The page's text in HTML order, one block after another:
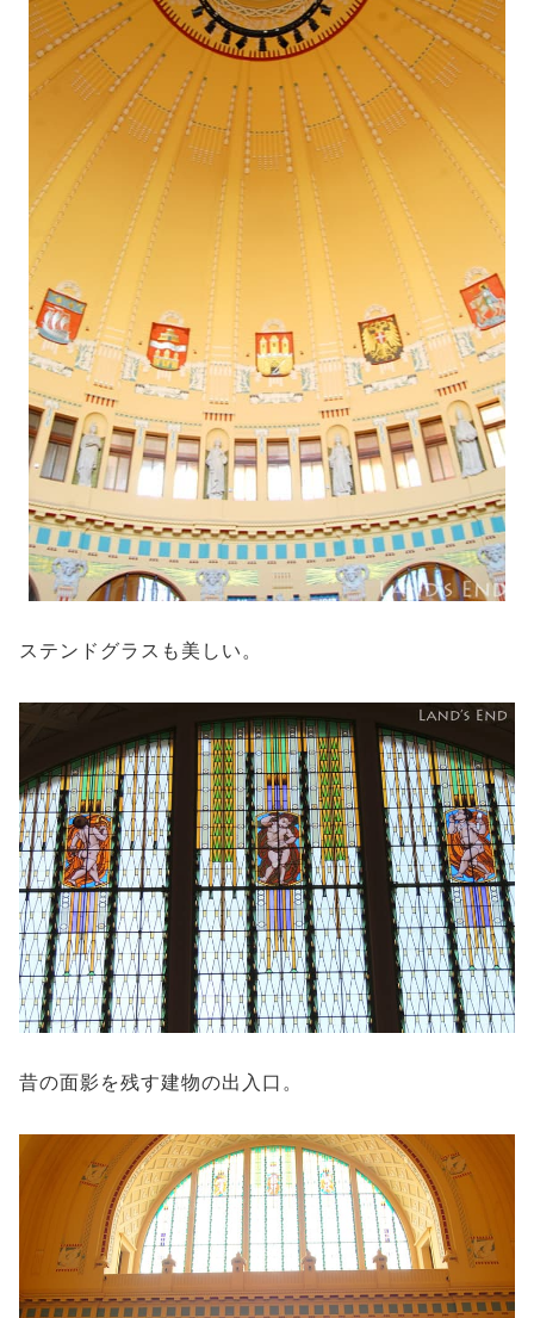
ステンドグラスも美しい。
昔の面影を残す建物の出入口。